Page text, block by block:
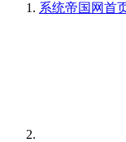
系统帝国网首